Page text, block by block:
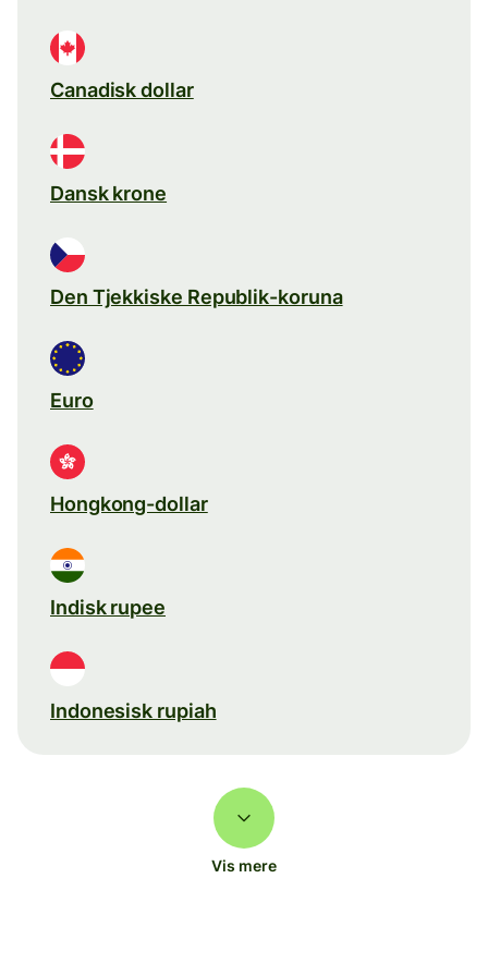
Canadisk dollar
Dansk krone
Den Tjekkiske Republik-koruna
Euro
Hongkong-dollar
Indisk rupee
Indonesisk rupiah
Vis mere